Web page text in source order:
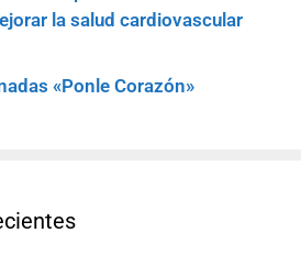
la salud cardiovascular
«Ponle Corazón»